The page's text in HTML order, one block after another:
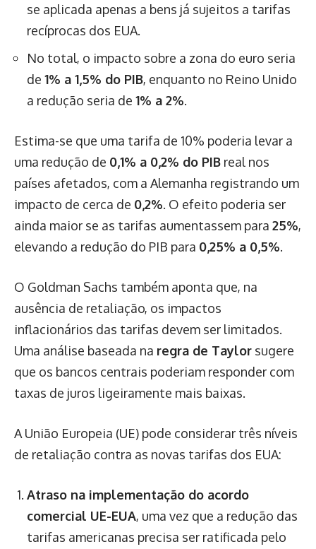
se aplicada apenas a bens já sujeitos a tarifas
recíprocas dos EUA.
No total, o impacto sobre a zona do euro seria
de 1% a 1,5% do PIB, enquanto no Reino Unido
a redução seria de 1% a 2%.
Estima-se que uma tarifa de 10% poderia levar a
uma redução de 0,1% a 0,2% do PIB real nos
países afetados, com a Alemanha registrando um
impacto de cerca de 0,2%. O efeito poderia ser
ainda maior se as tarifas aumentassem para 25%,
elevando a redução do PIB para 0,25% a 0,5%.
O Goldman Sachs também aponta que, na
ausência de retaliação, os impactos
inflacionários das tarifas devem ser limitados.
Uma análise baseada na regra de Taylor sugere
que os bancos centrais poderiam responder com
taxas de juros ligeiramente mais baixas.
A União Europeia (UE) pode considerar três níveis
de retaliação contra as novas tarifas dos EUA:
Atraso na implementação do acordo
comercial UE-EUA, uma vez que a redução das
tarifas americanas precisa ser ratificada pelo